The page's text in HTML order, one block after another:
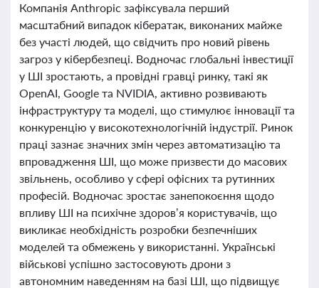
Компанія Anthropic зафіксувала перший
масштабний випадок кібератак, виконаних майже
без участі людей, що свідчить про новий рівень
загроз у кібербезпеці. Водночас глобальні інвестиції
у ШІ зростають, а провідні гравці ринку, такі як
OpenAI, Google та NVIDIA, активно розвивають
інфраструктуру та моделі, що стимулює інновації та
конкуренцію у високотехнологічній індустрії. Ринок
праці зазнає значних змін через автоматизацію та
впровадження ШІ, що може призвести до масових
звільнень, особливо у сфері офісних та рутинних
професій. Водночас зростає занепокоєння щодо
впливу ШІ на психічне здоров’я користувачів, що
викликає необхідність розробки безпечніших
моделей та обмежень у використанні. Українські
військові успішно застосовують дрони з
автономним наведенням на базі ШІ, що підвищує